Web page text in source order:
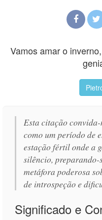
Vamos amar o
Esta citação
como um período de
estação fértil onde a
silêncio, preparando-
metáfora poderosa
de introspeção e
Significado e